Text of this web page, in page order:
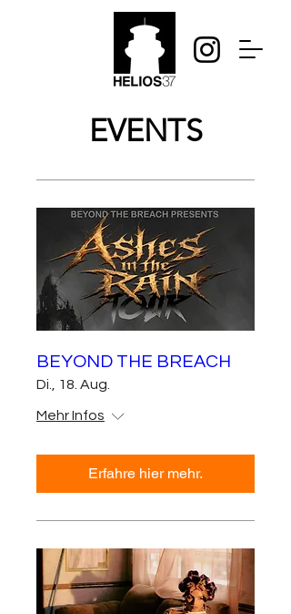
EVENTS
BEYOND THE BREACH
Di., 18. Aug.
Mehr Infos
Erfahre hier mehr.